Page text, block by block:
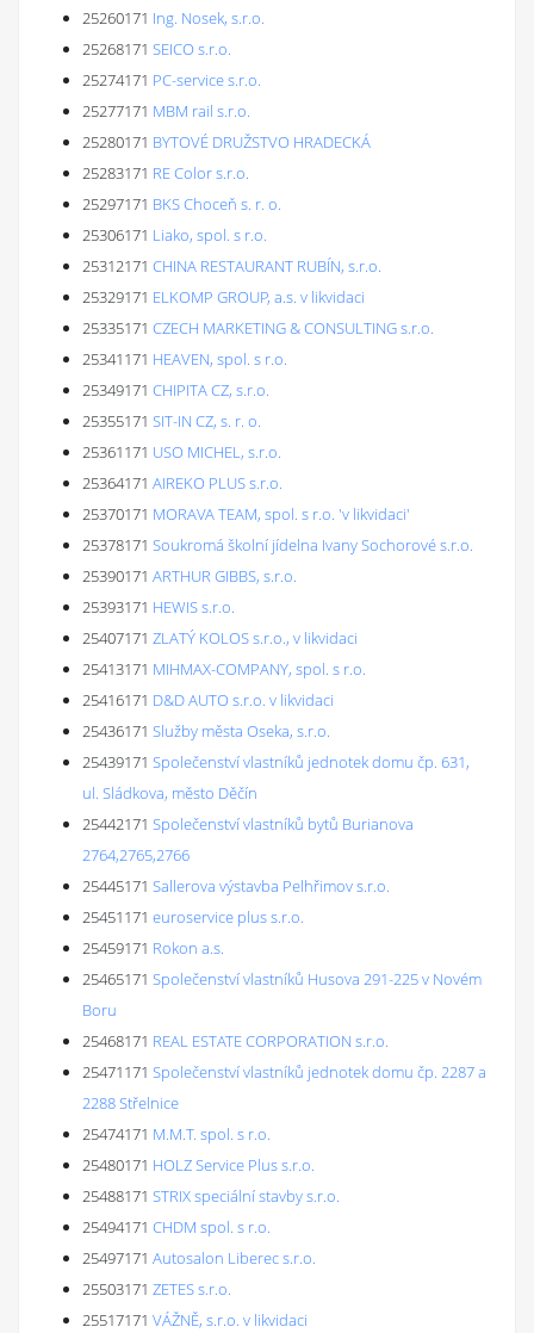
25260171 Ing. Nosek, s.r.o.
25268171 SEICO s.r.o.
25274171 PC-service s.r.o.
25277171 MBM rail s.r.o.
25280171 BYTOVÉ DRUŽSTVO HRADECKÁ
25283171 RE Color s.r.o.
25297171 BKS Choceň s. r. o.
25306171 Liako, spol. s r.o.
25312171 CHINA RESTAURANT RUBÍN, s.r.o.
25329171 ELKOMP GROUP, a.s. v likvidaci
25335171 CZECH MARKETING & CONSULTING s.r.o.
25341171 HEAVEN, spol. s r.o.
25349171 CHIPITA CZ, s.r.o.
25355171 SIT-IN CZ, s. r. o.
25361171 USO MICHEL, s.r.o.
25364171 AIREKO PLUS s.r.o.
25370171 MORAVA TEAM, spol. s r.o. 'v likvidaci'
25378171 Soukromá školní jídelna Ivany Sochorové s.r.o.
25390171 ARTHUR GIBBS, s.r.o.
25393171 HEWIS s.r.o.
25407171 ZLATÝ KOLOS s.r.o., v likvidaci
25413171 MIHMAX-COMPANY, spol. s r.o.
25416171 D&D AUTO s.r.o. v likvidaci
25436171 Služby města Oseka, s.r.o.
25439171 Společenství vlastníků jednotek domu čp. 631,
ul. Sládkova, město Děčín
25442171 Společenství vlastníků bytů Burianova
2764,2765,2766
25445171 Sallerova výstavba Pelhřimov s.r.o.
25451171 euroservice plus s.r.o.
25459171 Rokon a.s.
25465171 Společenství vlastníků Husova 291-225 v Novém
Boru
25468171 REAL ESTATE CORPORATION s.r.o.
25471171 Společenství vlastníků jednotek domu čp. 2287 a
2288 Střelnice
25474171 M.M.T. spol. s r.o.
25480171 HOLZ Service Plus s.r.o.
25488171 STRIX speciální stavby s.r.o.
25494171 CHDM spol. s r.o.
25497171 Autosalon Liberec s.r.o.
25503171 ZETES s.r.o.
25517171 VÁŽNĚ, s.r.o. v likvidaci